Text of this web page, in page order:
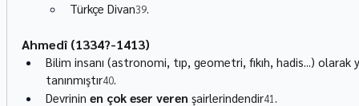
Türkçe Divan39.
Ahmedî (1334?-1413)
Bilim insanı (astronomi, tıp, geometri, fıkıh, hadis...)
tanınmıştır40.
Devrinin en çok eser veren şairlerindendir41.